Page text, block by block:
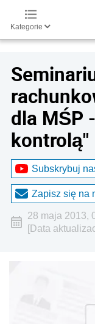
Kategorie
dla MŚP
kontrolą"
Subskrybuj
Zapisz się na
28 maja 2013,
[Data